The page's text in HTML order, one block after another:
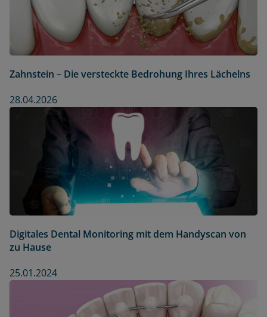
Zahnstein – Die versteckte Bedrohung Ihres Lächelns
28.04.2026
Digitales Dental Monitoring mit dem Handyscan von
zu Hause
25.01.2024